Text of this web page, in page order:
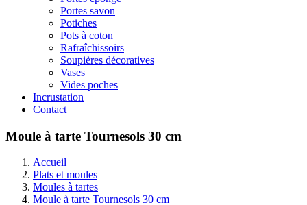
Portes savon
Potiches
Pots à coton
Rafraîchissoirs
Soupières décoratives
Vases
Vides poches
Incrustation
Contact
Moule à tarte Tournesols 30 cm
Accueil
Plats et moules
Moules à tartes
Moule à tarte Tournesols 30 cm